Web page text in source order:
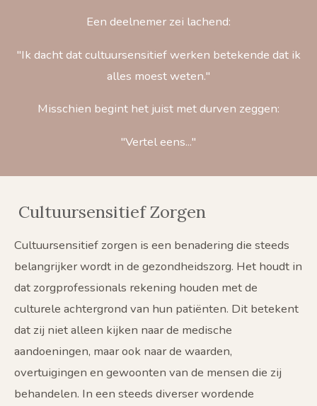
Een deelnemer zei lachend:
"Ik dacht dat cultuursensitief werken betekende dat ik
alles moest weten."
Misschien begint het juist met durven zeggen:
"Vertel eens..."
Cultuursensitief Zorgen
Cultuursensitief zorgen is een benadering die steeds
belangrijker wordt in de gezondheidszorg. Het houdt in
dat zorgprofessionals rekening houden met de
culturele achtergrond van hun patiënten. Dit betekent
dat zij niet alleen kijken naar de medische
aandoeningen, maar ook naar de waarden,
overtuigingen en gewoonten van de mensen die zij
behandelen. In een steeds diverser wordende